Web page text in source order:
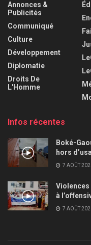
Annonces &
Publicités
Communiqué
Culture
Développement
Diplomatie
Droits De
L'Homme
Infos récentes
Boké-
hors
7 AOÛT
Violences
à
7 AOÛT